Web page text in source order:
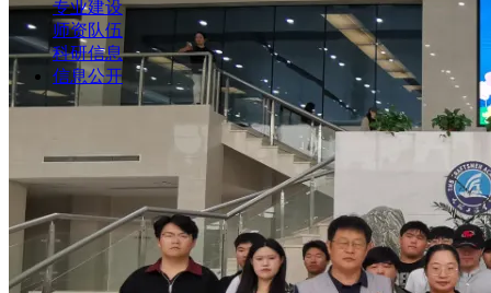
专业建设
师资队伍
科研信息
信息公开